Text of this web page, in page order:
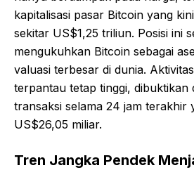
kapitalisasi pasar Bitcoin yang
sekitar US$1,25 triliun. Posisi ini
mengukuhkan Bitcoin sebagai
valuasi terbesar di dunia.
terpantau tetap tinggi, dibuktikan
transaksi selama 24 jam terakhir
US$26,05 miliar.
Tren Jangka Pendek